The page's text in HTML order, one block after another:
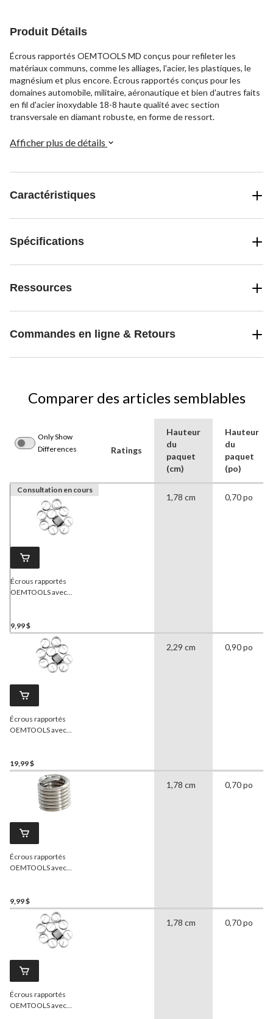
Produit Détails
Écrous rapportés OEMTOOLS MD conçus pour refileter les
matériaux communs, comme les alliages, l'acier, les plastiques, le
magnésium et plus encore. Écrous rapportés conçus pour les
domaines automobile, militaire, aéronautique et bien d'autres faits
en fil d'acier inoxydable 18-8 haute qualité avec section
transversale en diamant robuste, en forme de ressort.
Afficher plus de détails
Caractéristiques
Spécifications
Ressources
Commandes en ligne & Retours
Comparer des articles semblables
Only Show
Differences
Ratings
Hauteur
du
paquet
(cm)
Hauteur
du
paquet
(po)
Consultation en cours
Écrous rapportés
OEMTOOLS avec
44627
9,99 $
1,78 cm 0,70 po
Écrous rapportés
OEMTOOLS avec
1,25, 44644
19,99 $
2,29 cm 0,90 po
Écrous rapportés
OEMTOOLS avec
po, paq. 10, 44605
9,99 $
1,78 cm 0,70 po
Écrous rapportés
OEMTOOLS avec
1,78 cm 0,70 po